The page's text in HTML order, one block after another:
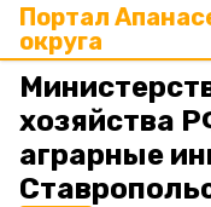
Портал
округа
хозяйства
аграрные